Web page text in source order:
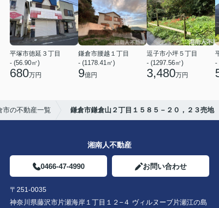
平塚市徳延３丁目
- (56.90㎡)
680万円
鎌倉市腰越１丁目
- (1178.41㎡)
9億円
逗子市小坪５丁目
- (1297.56㎡)
3,480万円
-
市の不動産一覧 鎌倉市鎌倉山２丁目１５８５－２０，２３売地
湘南人不動産
0466-47-4990 お問い合わせ
〒251-0035
神奈川県藤沢市片瀬海岸１丁目１２−４ ヴィルヌーブ片瀬江の島